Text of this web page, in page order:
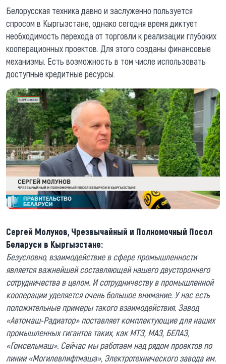
Белорусская техника давно и заслуженно пользуется
спросом в Кыргызстане, однако сегодня время диктует
необходимость перехода от торговли к реализации глубоких
кооперационных проектов. Для этого созданы финансовые
механизмы. Есть возможность в том числе использовать
доступные кредитные ресурсы.
Сергей Молунов, Чрезвычайный и Полномочный Посол
Беларуси в Кыргызстане:
Безусловно, взаимодействие в сфере промышленности
является важнейшей составляющей нашего двустороннего
сотрудничества в целом. И сотрудничеству в промышленной
кооперации уделяется очень большое внимание. У нас есть
положительные примеры такого взаимодействия. Завод
«Автомаш-Радиатор» поставляет комплектующие для наших
промышленных гигантов таких, как МТЗ, МАЗ, БЕЛАЗ,
«Гомсельмаш». Сейчас мы работаем над рядом проектов по
линии «Могилевлифтмаша», Электротехнического завода им.